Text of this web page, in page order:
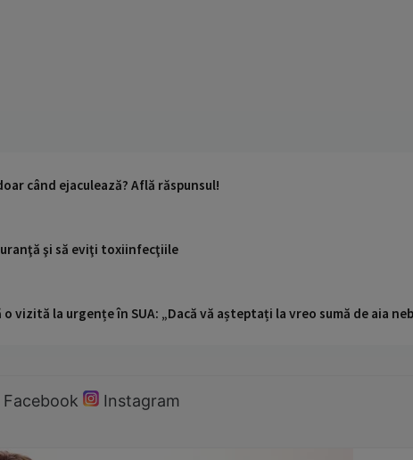
când ejaculează? Află răspunsul!
şi să eviţi toxiinfecţiile
vizită la urgențe în SUA: „Dacă vă așteptați la vreo sumă de aia
Facebook Instagram